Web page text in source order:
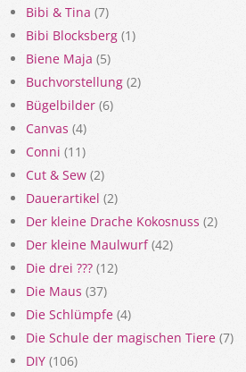
Bibi & Tina (7)
Bibi Blocksberg (1)
Biene Maja (5)
Buchvorstellung (2)
Bügelbilder (6)
Canvas (4)
Conni (11)
Cut & Sew (2)
Dauerartikel (2)
Der kleine Drache Kokosnuss (2)
Der kleine Maulwurf(42)
Die drei ??? (12)
Die Maus (37)
Die Schlümpfe (4)
Die Schule der magischen Tiere (7)
DIY (106)